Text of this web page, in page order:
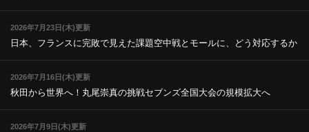
2026年7月23日(木)更新
日本、フランスに完敗で見えた課題空中戦とモールに、どう対応するか
2026年7月16日(木)更新
秋田から世界へ！丸尾崇真の挑戦セブンズ全国大会の規模拡大へ
2026年7月9日(木)更新